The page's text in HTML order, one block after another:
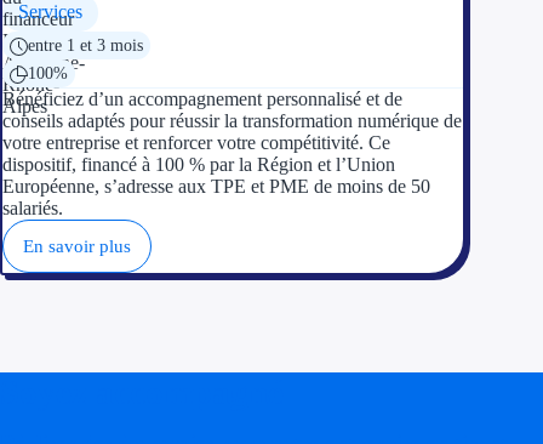
Par financeur
Aides par
Aides
Services
entre 1 et 3 mois
100%
Bénéficiez d’un accompagnement personnalisé et de
conseils adaptés pour réussir la transformation numérique de
votre entreprise et renforcer votre compétitivité. Ce
dispositif, financé à 100 % par la Région et l’Union
Européenne, s’adresse aux TPE et PME de moins de 50
salariés.
En savoir plus